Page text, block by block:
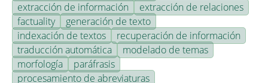
extracción de información
extracción de relaciones
factuality
generación de texto
indexación de textos
recuperación de información
traducción automática
modelado de temas
morfología
paráfrasis
procesamiento de abreviaturas